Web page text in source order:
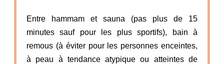
Entre hammam et sauna (pas plus de 15
minutes sauf pour les plus sportifs), bain à
remous (à éviter pour les personnes enceintes,
à peau à tendance atypique ou atteintes de